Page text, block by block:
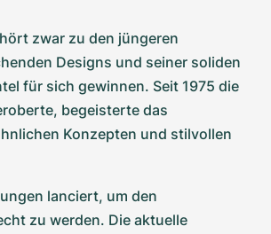
zwar zu den jüngeren
Designs und seiner soliden
für sich gewinnen. Seit 1975 die
begeisterte das
Konzepten und stilvollen
lanciert, um den
zu werden. Die aktuelle